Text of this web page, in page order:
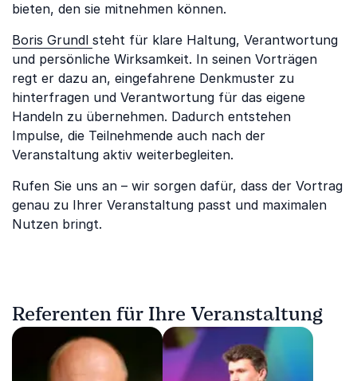
bieten, den sie mitnehmen können.
Boris Grundl steht für klare Haltung, Verantwortung
und persönliche Wirksamkeit. In seinen Vorträgen
regt er dazu an, eingefahrene Denkmuster zu
hinterfragen und Verantwortung für das eigene
Handeln zu übernehmen. Dadurch entstehen
Impulse, die Teilnehmende auch nach der
Veranstaltung aktiv weiterbegleiten.
Rufen Sie uns an – wir sorgen dafür, dass der Vortrag
genau zu Ihrer Veranstaltung passt und maximalen
Nutzen bringt.
Referenten für Ihre Veranstaltung